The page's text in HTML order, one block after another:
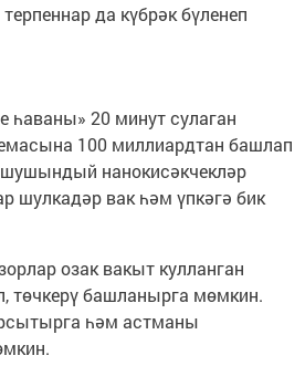
да күбрәк бүленеп
һаваны» 20 минут сулаган
100 миллиардтан башлап
шушындый нанокисәкчекләр
шулкадәр вак һәм үпкәгә бик
озак вакыт кулланган
төчкерү башланырга мөмкин.
һәм астманы